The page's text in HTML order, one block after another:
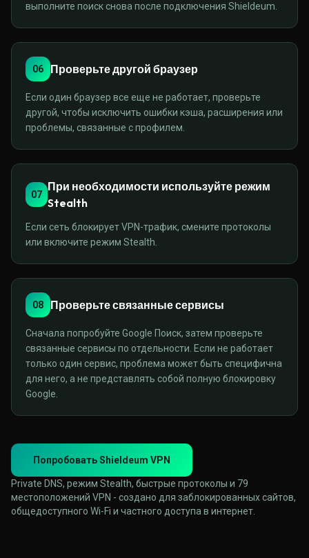
выполните поиск снова после подключения Shieldeum.
06 Проверьте другой браузер
Если один браузер все еще не работает, проверьте
другой, чтобы исключить ошибки кэша, расширения или
проблемы, связанные с профилем.
07
При необходимости используйте режим
Stealth
Если сеть блокирует VPN-трафик, смените протоколы
или включите режим Stealth.
08 Проверьте связанные сервисы
Сначала попробуйте Google Поиск, затем проверьте
связанные сервисы по отдельности. Если не работает
только один сервис, проблема может быть специфична
для него, а не представлять собой полную блокировку
Google.
Попробовать Shieldeum VPN
Private DNS, режим Stealth, быстрые протоколы и 79
местоположений VPN - создано для заблокированных сайтов,
общедоступного Wi-Fi и частного доступа в интернет.